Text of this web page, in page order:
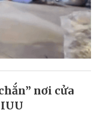
nơi cửa